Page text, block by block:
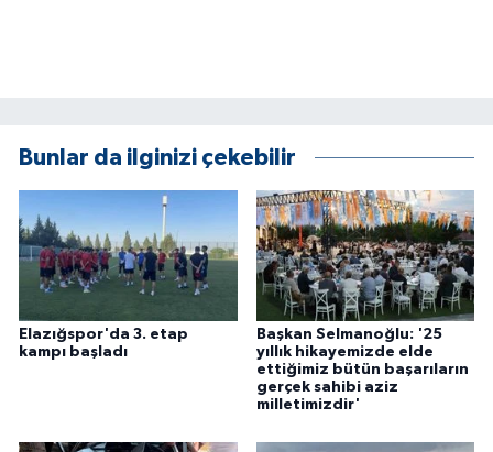
Bunlar da ilginizi çekebilir
Elazığspor'da 3. etap
kampı başladı
Başkan Selmanoğlu: '25
yıllık hikayemizde elde
ettiğimiz bütün başarıların
gerçek sahibi aziz
milletimizdir'